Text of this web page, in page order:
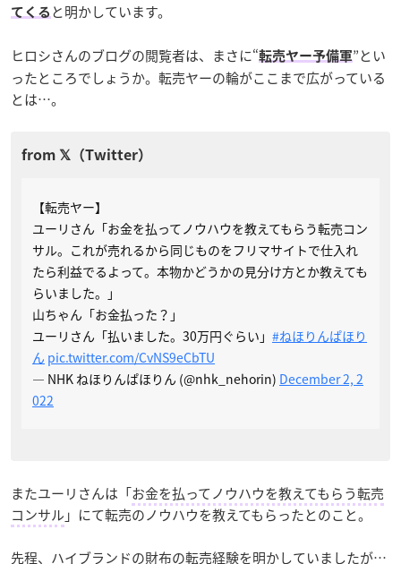
てくる と明かしています。
ヒロシさんのブログの閲覧者は、まさに“転売ヤー予備軍”とい
ったところでしょうか。転売ヤーの輪がここまで広がっている
とは…。
【転売ヤー】
ユーリさん「お金を払ってノウハウを教えてもらう転売コン
サル。これが売れるから同じものをフリマサイトで仕入れ
たら利益でるよって。本物かどうかの見分け方とか教えても
らいました。」
山ちゃん「お金払った？」
ユーリさん「払いました。30万円ぐらい」 #ねほりんぱほり
ん pic.twitter.com/CvNS9eCbTU
— NHK ねほりんぱほりん (@nhk_nehorin) December 2, 2
022
またユーリさんは「お金を払ってノウハウを教えてもらう転売
コンサル 」にて転売のノウハウを教えてもらったとのこと。
先程、ハイブランドの財布の転売経験を明かしていましたが…